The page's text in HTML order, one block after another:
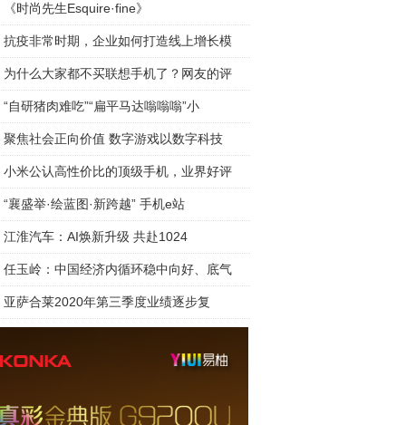
《时尚先生Esquire·fine》
抗疫非常时期，企业如何打造线上增长模
为什么大家都不买联想手机了？网友的评
“自研猪肉难吃”“扁平马达嗡嗡嗡”小
聚焦社会正向价值 数字游戏以数字科技
小米公认高性价比的顶级手机，业界好评
“襄盛举·绘蓝图·新跨越” 手机e站
江淮汽车：AI焕新升级 共赴1024
任玉岭：中国经济内循环稳中向好、底气
亚萨合莱2020年第三季度业绩逐步复